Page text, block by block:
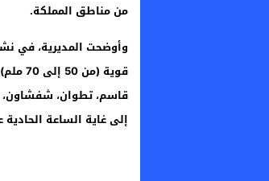
من مناطق المملكة.
وأوضحت المديرية، في
قاسم، تطوان، شفشاون،
إلى غاية الساعة الحادية